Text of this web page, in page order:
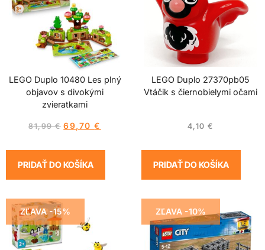
LEGO Duplo 10480 Les plný
objavov s divokými
zvieratkami
81,99€ 69,70€
PRIDAŤ DO KOŠÍKA
LEGO Duplo 27370pb05
Vtáčik s čiernobielymi očami
4,10 €
PRIDAŤ DO KOŠÍKA
ZĽAVA -15% ZĽAVA -10%